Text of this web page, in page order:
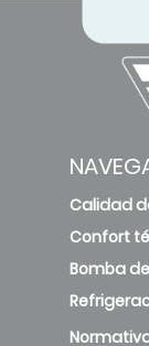
Calidad
Confort
Bomba